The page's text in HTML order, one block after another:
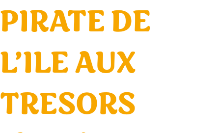
PIRATE DE
L’ILE AUX
TRESORS